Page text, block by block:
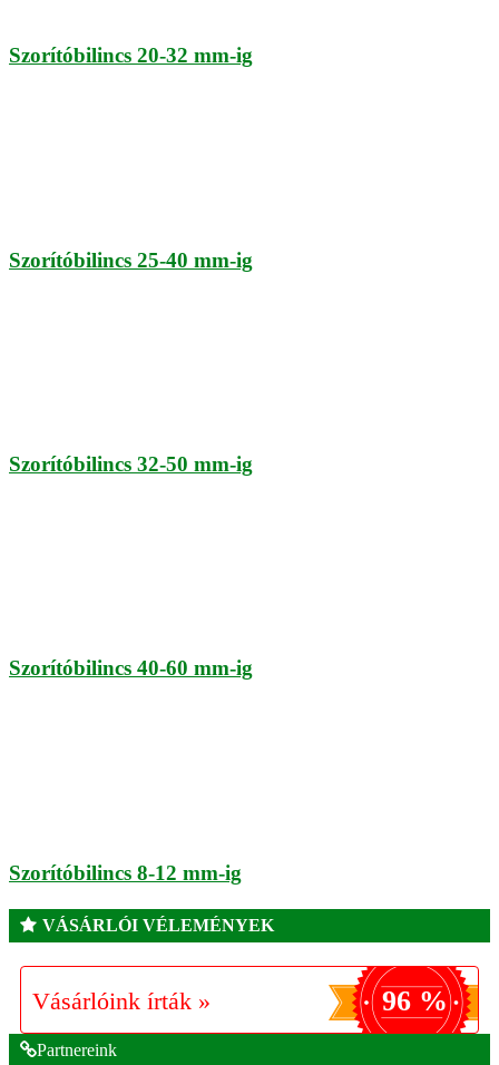
Szorítóbilincs 20-32 mm-ig
Szorítóbilincs 25-40 mm-ig
Szorítóbilincs 32-50 mm-ig
Szorítóbilincs 40-60 mm-ig
Szorítóbilincs 8-12 mm-ig
VÁSÁRLÓI VÉLEMÉNYEK
Vásárlóink írták » 96 %
Partnereink